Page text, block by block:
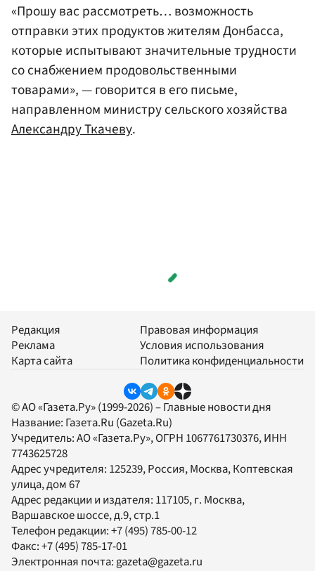
«Прошу вас рассмотреть… возможность
отправки этих продуктов жителям Донбасса,
которые испытывают значительные трудности
со снабжением продовольственными
товарами», — говорится в его письме,
направленном министру сельского хозяйства
Александру Ткачеву.
Редакция
Реклама
Карта сайта
Правовая информация
Условия использования
Политика конфиденциальности
© АО «Газета.Ру» (1999-2026) – Главные новости дня
Название: Газета.Ru (Gazeta.Ru)
Учредитель:АО «Газета.Ру», ОГРН 1067761730376, ИНН
7743625728
Адрес учредителя: 125239, Россия, Москва, Коптевская
улица, дом 67
Адрес редакции и издателя: 117105, г. Москва,
Варшавское шоссе, д.9, стр.1
Телефон редакции:+7 (495) 785-00-12
Факс:+7 (495) 785-17-01
Электронная почта:gazeta@gazeta.ru